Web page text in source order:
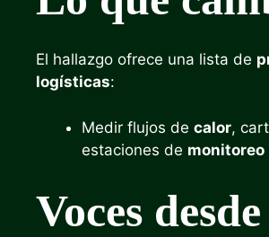
El hallazgo ofrece una lista de
logísticas:
Medir flujos de calor,
estaciones de monitoreo
Voces